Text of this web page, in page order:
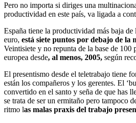
Pero no importa si diriges una
productividad en este país, va ligada a
España tiene la productividad más baja de
euro, está siete puntos por debajo de la
Veintisiete y no repunta de la base de 100
europea desde, al menos, 2005, según
El presentismo desde el teletrabajo tiene
están los compañeros y los gerentes. El
convertido en el santo y seña de que has
se trata de ser un ermitaño pero tampoco
ritmo las malas praxis del trabajo